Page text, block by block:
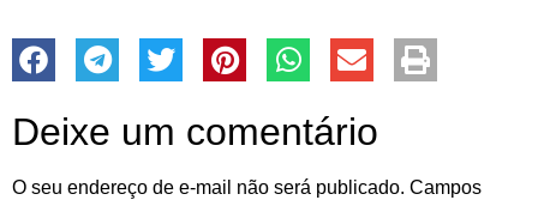
Deixe um comentário
O seu endereço de e-mail não será publicado. Campos